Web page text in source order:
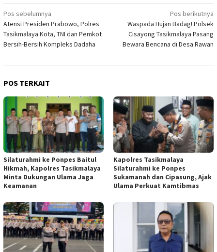
Navigasi
pos
Pos sebelumnya
Atensi Presiden Prabowo, Polres
Tasikmalaya Kota, TNI dan Pemkot
Bersih-Bersih Kompleks Dadaha
Pos berikutnya
Waspada Hujan Badag! Polsek
Cisayong Tasikmalaya Pasang
Bewara Bencana di Desa Rawan
POS TERKAIT
Silaturahmi ke Ponpes Baitul
Hikmah, Kapolres Tasikmalaya
Minta Dukungan Ulama Jaga
Keamanan
Kapolres Tasikmalaya
Silaturahmi ke Ponpes
Sukamanah dan Cipasung, Ajak
Ulama Perkuat Kamtibmas